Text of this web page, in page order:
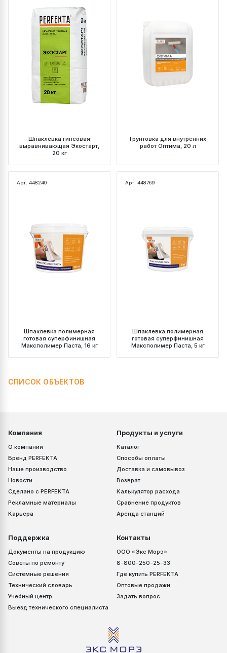
Шпаклевка гипсовая
выравнивающая Экостарт,
20 кг
Грунтовка для внутренних
работ Оптима, 20 л
Арт. 448240
Шпаклевка полимерная
готовая суперфинишная
Максполимер Паста, 16 кг
Арт. 448769
Шпаклевка полимерная
готовая суперфинишная
Максполимер Паста, 5 кг
СПИСОК ОБЪЕКТОВ
Компания
О компании
Бренд PERFEKTA
Наше производство
Новости
Сделано с PERFEKTA
Рекламные материалы
Карьера
Продукты и услуги
Каталог
Способы оплаты
Доставка и самовывоз
Возврат
Калькулятор расхода
Сравнение продуктов
Аренда станций
Поддержка
Документы на продукцию
Советы по ремонту
Системные решения
Технический словарь
Учебный центр
Выезд технического специалиста
Контакты
ООО «Экс Морэ»
8-800-250-25-33
Где купить PERFEKTA
Оптовые продажи
Задать вопрос